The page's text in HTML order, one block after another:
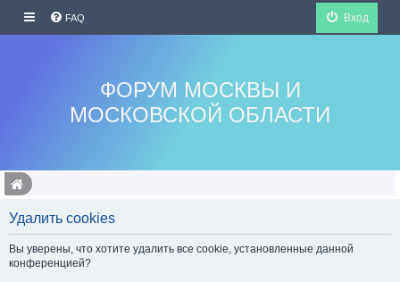
FAQ Вход
ФОРУМ МОСКВЫ И
МОСКОВСКОЙ ОБЛАСТИ
Удалить cookies
Вы уверены, что хотите удалить все cookie, установленные данной
конференцией?